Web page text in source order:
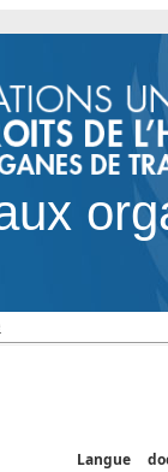
Langue